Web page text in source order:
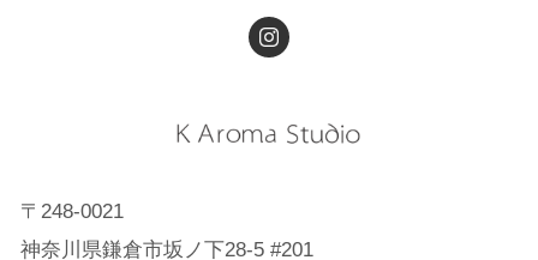
〒248-0021
神奈川県鎌倉市坂ノ下28-5 #201